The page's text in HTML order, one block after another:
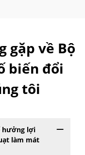
gặp về Bộ
biến đổi
tôi
hưởng lợi
làm mát